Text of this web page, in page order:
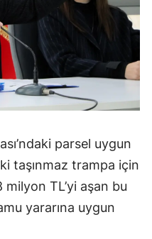
parsel uygun
taşınmaz trampa için
TL’yi aşan bu
yararına uygun